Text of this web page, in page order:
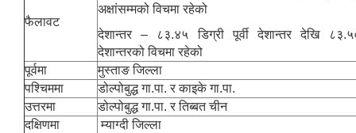
फैलावट
अक्षांसम्मको विचमा रहेको
देशान्तर – ८३.४५ डिग्री पूर्वी देशान्तर देखि
देशान्तरको विचमा रहेको
पूर्वमा
मुस्ताङ जिल्ला
पश्चिममा
डोल्पोबुद्ध गा.पा. र काइके गा.पा.
उत्तरमा
डोल्पोबुद्ध गा.पा. र तिब्बत चीन
दक्षिणमा
म्याग्दी जिल्ला